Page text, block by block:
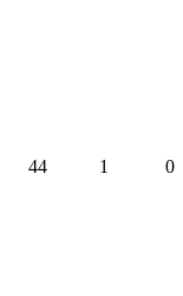
44 1 0